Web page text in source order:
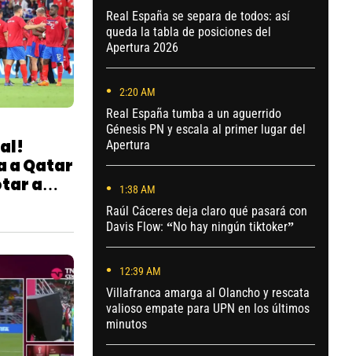
a Qatar
a
Real España se separa de todos: así
queda la tabla de posiciones del
Apertura 2026
2:20 AM
Real España tumba a un aguerrido
Génesis PN y escala al primer lugar del
Apertura
1:38 AM
Raúl Cáceres deja claro qué pasará con
Davis Flow: “No hay ningún tiktoker”
12:39 AM
Villafranca amarga al Olancho y rescata
valioso empate para UPN en los últimos
minutos